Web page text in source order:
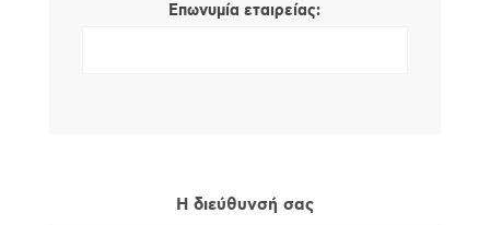
Επωνυμία εταιρείας:
Η διεύθυνσή σας